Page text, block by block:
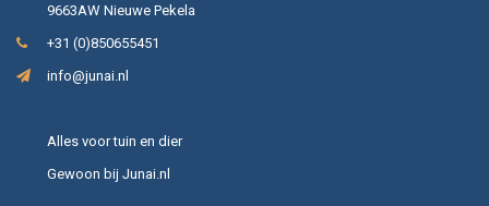
9663AW Nieuwe Pekela
+31 (0)850655451
info@junai.nl
Alles voor tuin en dier
Gewoon bij Junai.nl